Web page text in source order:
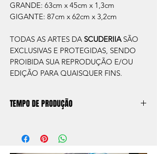
GRANDE: 63cm x 45cm x 1,3cm
GIGANTE: 87cm x 62cm x 3,2cm
TODAS AS ARTES DA SCUDERIIA SÃO
EXCLUSIVAS E PROTEGIDAS, SENDO
PROIBIDA SUA REPRODUÇÃO E/OU
EDIÇÃO PARA QUAISQUER FINS.
TEMPO DE PRODUÇÃO
aprox. 5 dias úteis, após a confirmação de
compra.